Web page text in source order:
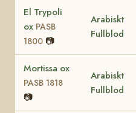
El Trypoli
ox PASB
1800 📷
Arabiskt
Fullblod
Mortissa ox
PASB 1818
📷
Arabiskt
Fullblod